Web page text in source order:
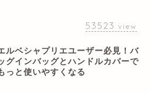
53523 view
ルベシャプリエユーザー必見！バ
グインバッグとハンドルカバーで
っと使いやすくなる